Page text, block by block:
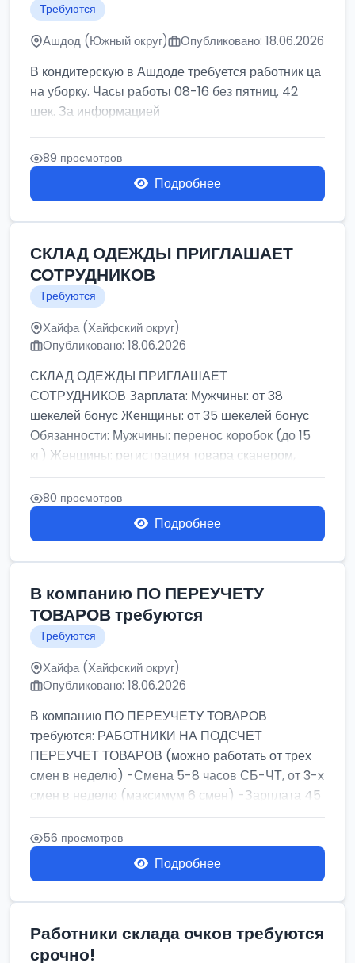
Требуются
Ашдод (Южный округ) Опубликовано: 18.06.2026
В кондитерскую в Ашдоде требуется работник ца
на уборку. Часы работы 08-16 без пятниц. 42
шек. За информацией
89 просмотров
Подробнее
СКЛАД ОДЕЖДЫ ПРИГЛАШАЕТ
СОТРУДНИКОВ
Требуются
Хайфа (Хайфский округ)
Опубликовано: 18.06.2026
СКЛАД ОДЕЖДЫ ПРИГЛАШАЕТ
СОТРУДНИКОВ Зарплата: Мужчины: от 38
шекелей бонус Женщины: от 35 шекелей бонус
Обязанности: Мужчины: перенос коробок (до 15
кг) Женщины: регистрация товара сканером,
сбор зака...
80 просмотров
Подробнее
В компанию ПО ПЕРЕУЧЕТУ
ТОВАРОВ требуются
Требуются
Хайфа (Хайфский округ)
Опубликовано: 18.06.2026
В компанию ПО ПЕРЕУЧЕТУ ТОВАРОВ
требуются: РАБОТНИКИ НА ПОДСЧЕТ
ПЕРЕУЧЕТ ТОВАРОВ (можно работать от трех
смен в неделю) -Смена 5-8 часов СБ-ЧТ, от 3-х
смен в неделю (максимум 6 смен) -Зарплата 45
шек ...
56 просмотров
Подробнее
Работники склада очков требуются
срочно!